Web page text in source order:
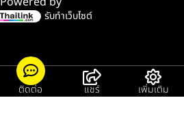
รับทำเว็บไซต์
ติดต่อ แชร์ เพิ่มเติม